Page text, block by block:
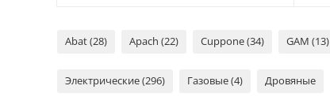
Abat (28) Apach (22) Cuppone (34) GAM (13)
Электрические (296) Газовые (4) Дровяные